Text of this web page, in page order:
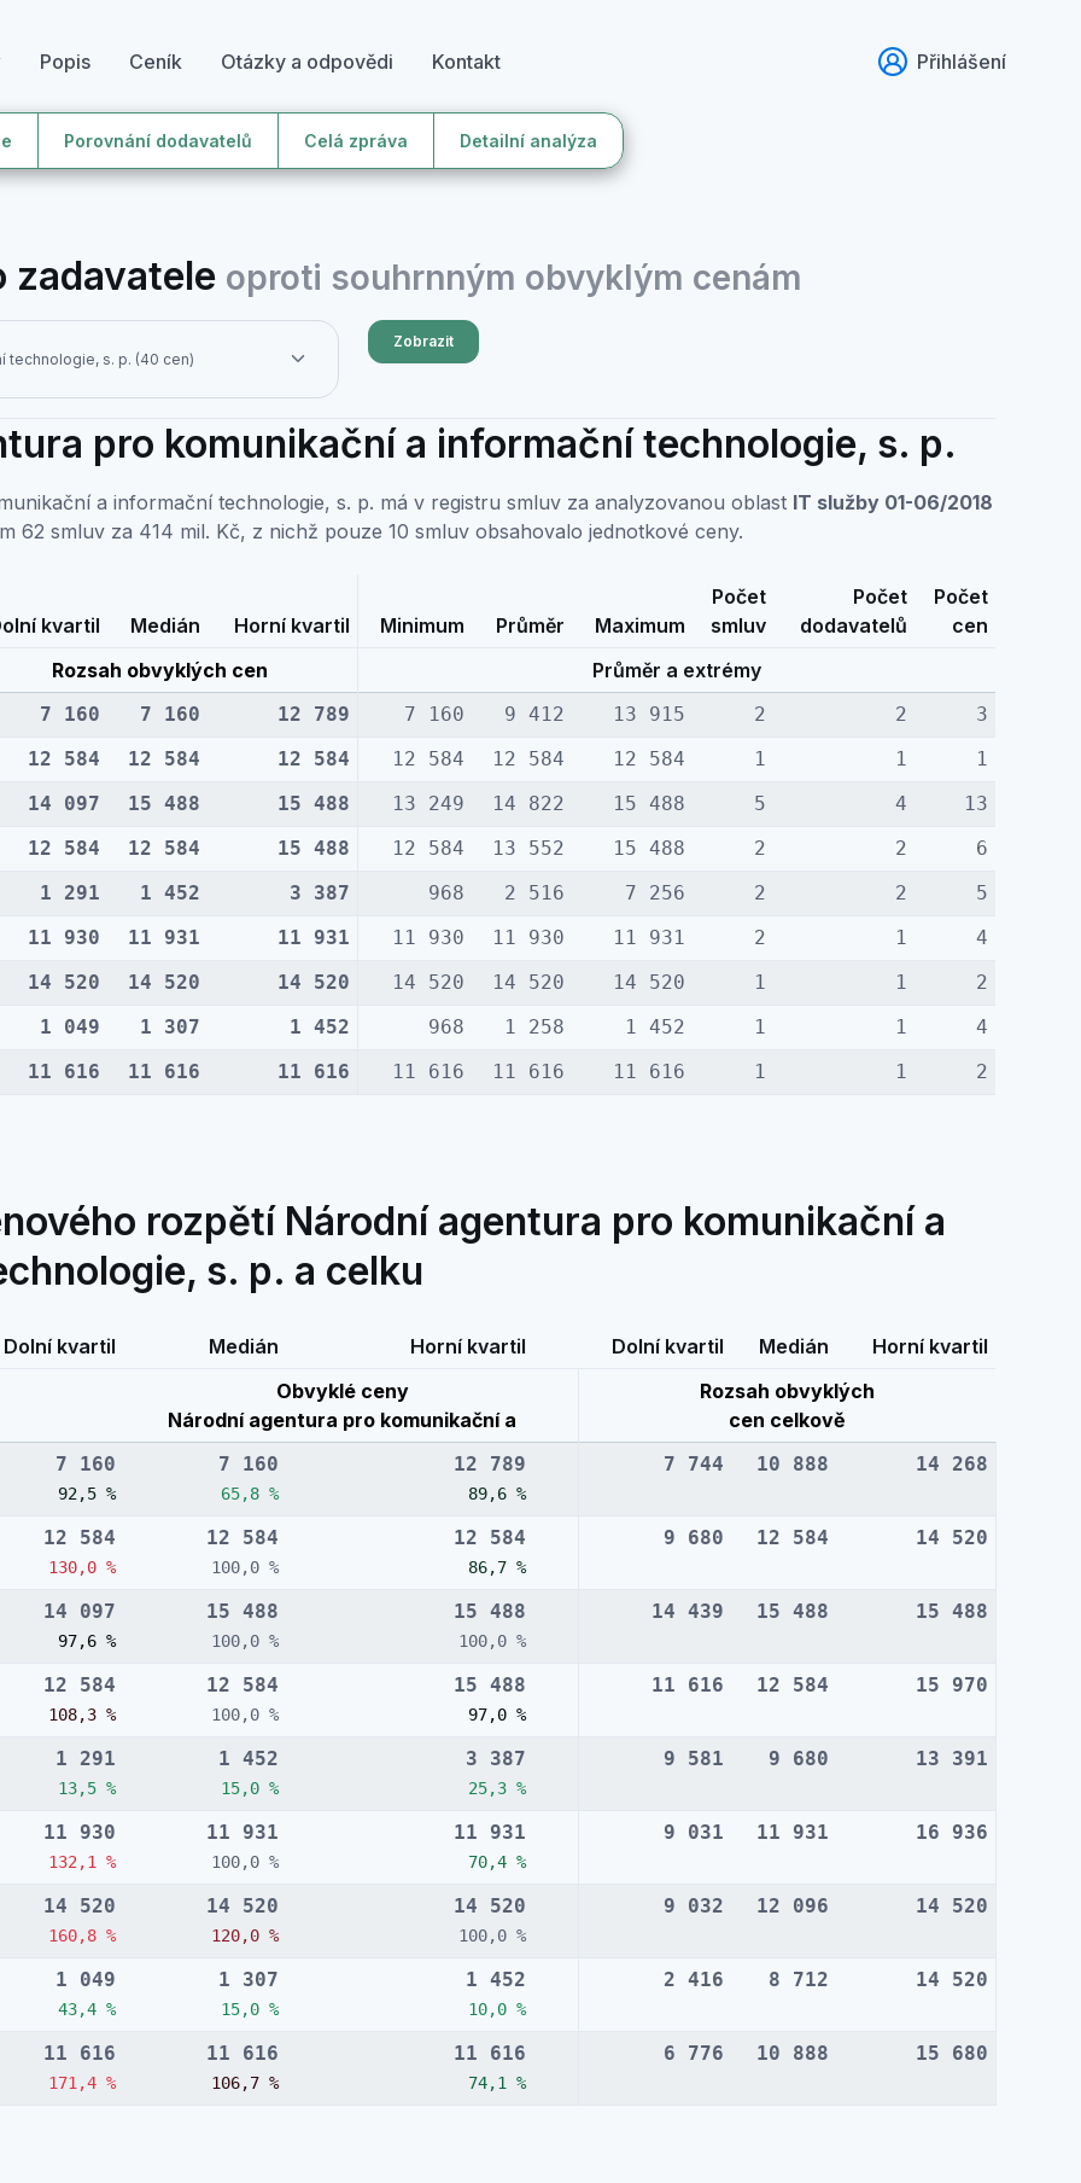
Přihlášení
Popis Ceník Otázky a odpovědi Kontakt
Porovnání dodavatelů Celá zpráva Detailní analýza
zadavatele oproti souhrnným obvyklým cenám
Zobrazit
pro komunikační a informační technologie, s. p.
a informační technologie, s. p. má v registru smluv za analyzovanou oblast IT služby 01-06/2018
62 smluv za 414 mil. Kč, z nichž pouze 10 smluv obsahovalo jednotkové ceny.
kvartil Medián Horní kvartil Minimum Průměr Maximum
Počet
smluv
Počet
dodavatelů
Počet
cen
Rozsah obvyklých cen
Průměr a extrémy
7 160 7 160 12 789 7 160 9 412 13 915 2 2 3
12 584 12 584 12 584 12 584 12 584 12 584 1 1 1
14 097 15 488 15 488 13 249 14 822 15 488 5 4 13
12 584 12 584 15 488 12 584 13 552 15 488 2 2 6
1 291 1 452 3 387 968 2 516 7 256 2 2 5
11 930 11 931 11 931 11 930 11 930 11 931 2 1 4
14 520 14 520 14 520 14 520 14 520 14 520 1 1 2
1 049 1 307 1 452 968 1 258 1 452 1 1 4
11 616 11 616 11 616 11 616 11 616 11 616 1 1 2
rozpětí Národní agentura pro komunikační a
s. p. a celku
Dolní kvartil Medián Horní kvartil Dolní kvartil Medián
Horní kvartil
Obvyklé ceny
Národní agentura pro komunikační a
Rozsah obvyklých
cen celkově
7 160
92,5 %
7 160
65,8 %
12 789
89,6 %
7 744 10 888 14 268
12 584
130,0 %
12 584
100,0 %
12 584
86,7 %
9 680 12 584 14 520
14 097
97,6 %
15 488
100,0 %
15 488
100,0 %
14 439 15 488 15 488
12 584
108,3 %
12 584
100,0 %
15 488
97,0 %
11 616 12 584 15 970
1 291
13,5 %
1 452
15,0 %
3 387
25,3 %
9 581 9 680 13 391
11 930
132,1 %
11 931
100,0 %
11 931
70,4 %
9 031 11 931 16 936
14 520
160,8 %
14 520
120,0 %
14 520
100,0 %
9 032 12 096 14 520
1 049
43,4 %
1 307
15,0 %
1 452
10,0 %
2 416 8 712 14 520
11 616
171,4 %
11 616
106,7 %
11 616
74,1 %
6 776 10 888 15 680